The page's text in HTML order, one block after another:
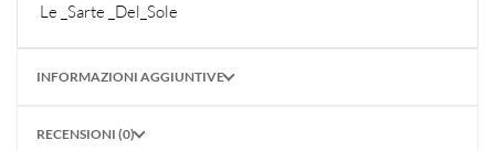
Le _Sarte _Del_Sole
INFORMAZIONI AGGIUNTIVE
RECENSIONI (0)